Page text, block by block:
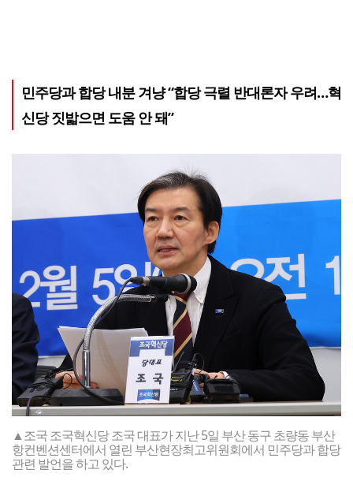
민주당과 합당 내분 겨냥 “합당 극렬 반대론자 우려…혁
신당 짓밟으면 도움 안 돼”
▲조국 조국혁신당 조국 대표가 지난 5일 부산 동구 초량동 부산
항컨벤션센터에서 열린 부산현장최고위원회에서 민주당과 합당
관련 발언을 하고 있다.